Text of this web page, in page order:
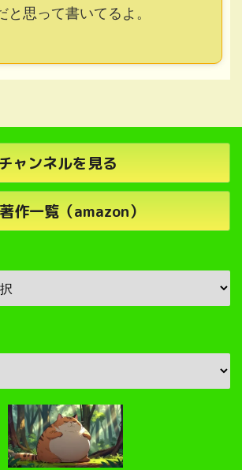
と思って書いてるよ。
ャンネルを見る
作一覧（amazon）